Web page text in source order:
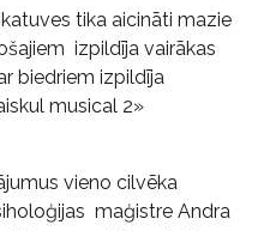
tika aicināti mazie
izpildīja vairākas
biedriem izpildīja
musical 2»
vieno cilvēka
maģistre Andra